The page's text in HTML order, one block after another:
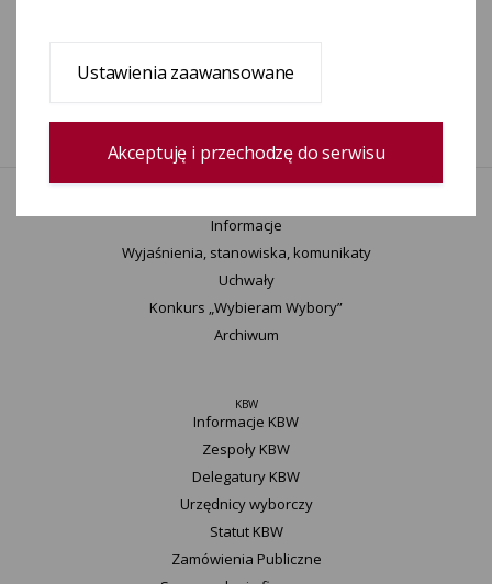
Data utworzenia
17-03-2016 13:14
Informacje
Wyjaśnienia, stanowiska, komunikaty
Uchwały
Konkurs „Wybieram Wybory”
Archiwum
KBW
Informacje KBW
Zespoły KBW
Delegatury ​KBW
Urzędnicy wyborczy
Statut K​BW
Zamówienia Publiczne
Ustawienia zaawansowane
Akceptuję i przechodzę do serwisu